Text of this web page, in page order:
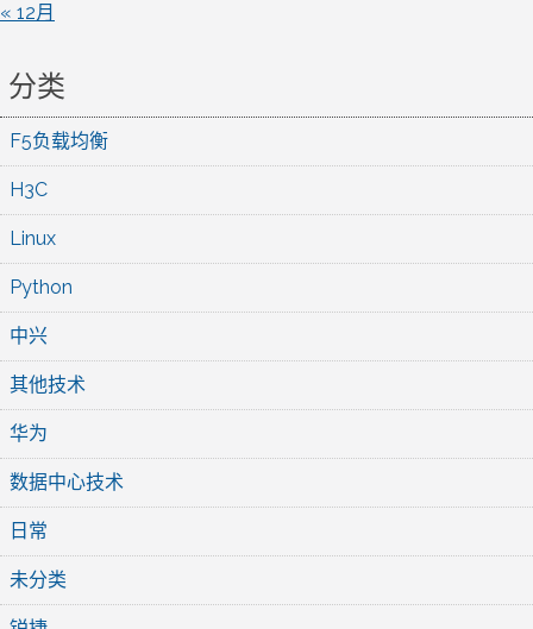
« 12月
分类
F5负载均衡
H3C
Linux
Python
中兴
其他技术
华为
数据中心技术
日常
未分类